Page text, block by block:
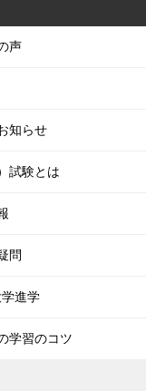
声
知らせ
試験とは
問
進学
学習のコツ